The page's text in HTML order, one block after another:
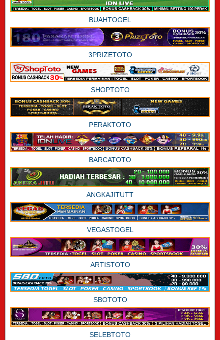
BUAHTOGEL
3PRIZETOTO
SHOPTOTO
PERAKTOTO
BARCATOTO
ANGKAJITUTT
VEGASTOGEL
ARTISTOTO
SBOTOTO
SELEBTOTO